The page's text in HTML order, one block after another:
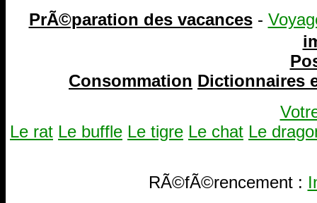
PrÃ©paration des vacances-
Consommation Dictionnaires
Le rat Le buffle Le tigre Le chat Le
RÃ©fÃ©rencement :